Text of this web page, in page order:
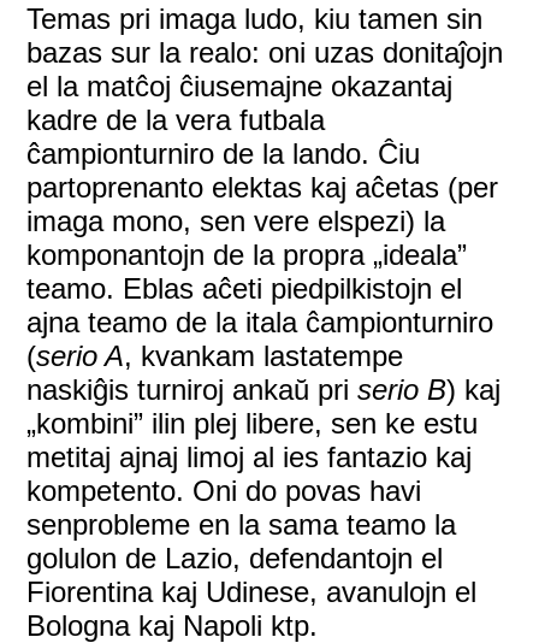
Temas pri imaga ludo, kiu tamen sin
bazas sur la realo: oni uzas donitaĵojn
el la matĉoj ĉiusemajne okazantaj
kadre de la vera futbala
ĉampionturniro de la lando. Ĉiu
partoprenanto elektas kaj aĉetas (per
imaga mono, sen vere elspezi) la
komponantojn de la propra „ideala”
teamo. Eblas aĉeti piedpilkistojn el
ajna teamo de la itala ĉampionturniro
(serio A, kvankam lastatempe
naskiĝis turniroj ankaŭ priserio B) kaj
„kombini” ilin plej libere, sen ke estu
metitaj ajnaj limoj al ies fantazio kaj
kompetento. Oni do povas havi
senprobleme en la sama teamo la
golulon de Lazio, defendantojn el
Fiorentina kaj Udinese, avanulojn el
Bologna kaj Napoli ktp.